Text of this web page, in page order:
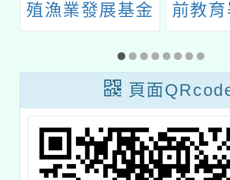
殖漁業發展基金
會辦理「2025鱻
旅 奇緣-極道鱻
師」食魚文化教
師及營養師研習
活動
前教
團法
會辦
等以
飲食
容及
頁面